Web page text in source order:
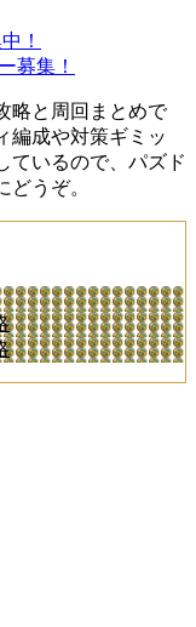
！
募集！
略と周回まとめで
編成や対策ギミッ
ているので、パズド
うぞ。